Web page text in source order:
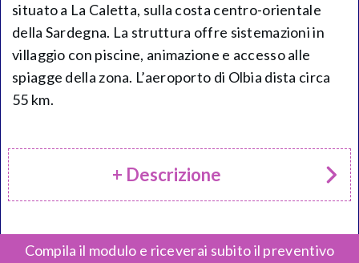
situato a La Caletta, sulla costa centro-orientale
della Sardegna. La struttura offre sistemazioni in
villaggio con piscine, animazione e accesso alle
spiagge della zona. L’aeroporto di Olbia dista circa
55 km.
+ Descrizione
Compila il modulo e riceverai subito il preventivo